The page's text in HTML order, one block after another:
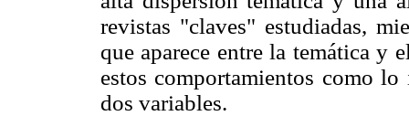
revistas "claves" estudiadas,
que aparece entre la temática y
estos comportamientos como
dos variables.